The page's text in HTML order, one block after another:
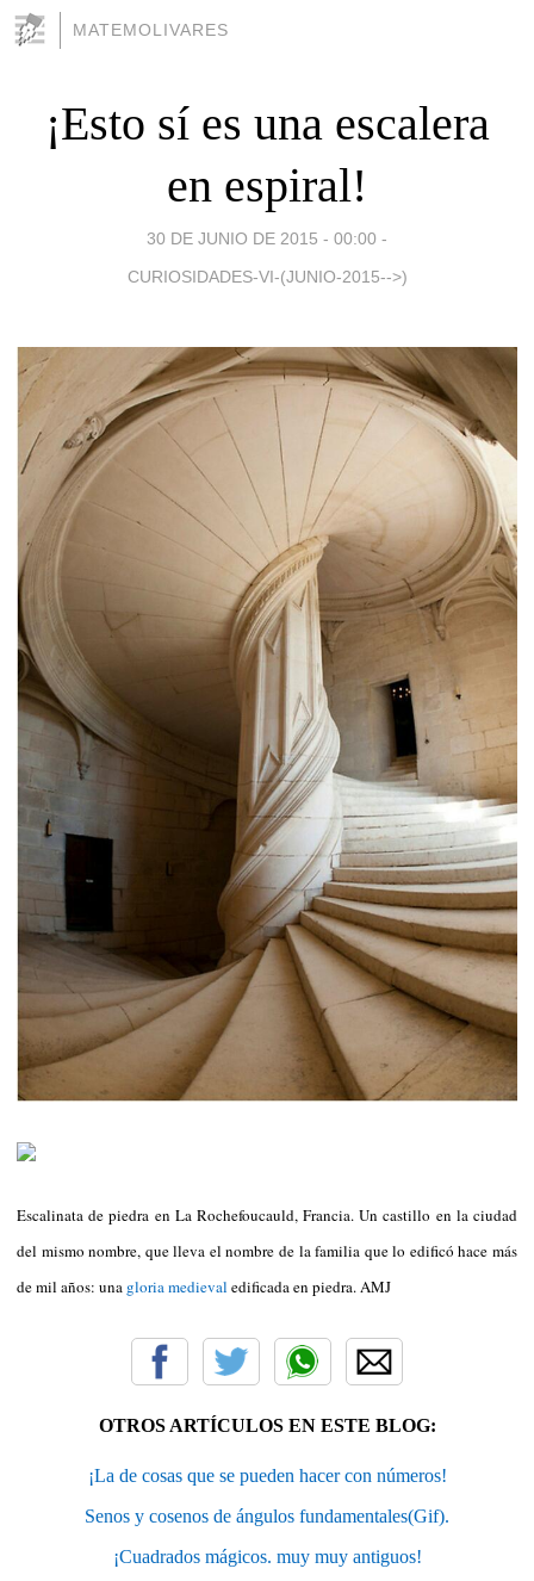
MATEMOLIVARES
¡Esto sí es una escalera
en espiral!
30 DE JUNIO DE 2015 - 00:00 -
CURIOSIDADES-VI-(JUNIO-2015-->)
Escalinata de piedra en La Rochefoucauld, Francia. Un castillo en la ciudad
del mismo nombre, que lleva el nombre de la familia que lo edificó hace más
de mil años: una gloria medieval edificada en piedra. AMJ
OTROS ARTÍCULOS EN ESTE BLOG:
¡La de cosas que se pueden hacer con números!
Senos y cosenos de ángulos fundamentales(Gif).
¡Cuadrados mágicos. muy muy antiguos!